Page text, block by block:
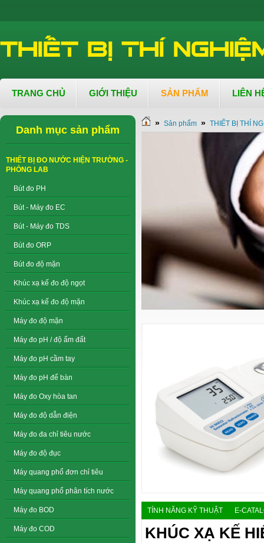
TRANG CHỦ GIỚI THIỆU SẢN PHẨM LIÊN
Danh mục sản phẩm
THIẾT BỊ ĐO NƯỚC HIỆN TRƯỜNG -
PHÒNG LAB
Bút đo PH
Bút - Máy đo EC
Bút - Máy đo TDS
Bút đo ORP
Bút đo độ mặn
Khúc xạ kế đo độ ngọt
Khúc xạ kế đo độ mặn
Máy đo độ mặn
Máy đo pH / độ ẩm đất
Máy đo pH cầm tay
Máy đo pH để bàn
Máy đo Oxy hòa tan
Máy đo độ dẫn điện
Máy đo đa chỉ tiêu nước
Máy đo độ đục
Máy quang phổ đơn chỉ tiêu
Máy quang phổ phân tích nước
Máy đo BOD
Máy đo COD
» Sản phẩm » THIẾT BỊ THÍ
TÍNH NĂNG KỸ THUẬT E-
KHÚC XẠ KẾ